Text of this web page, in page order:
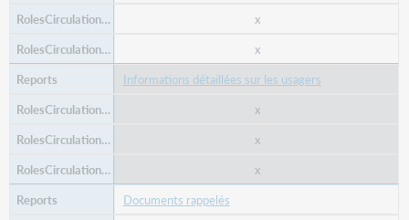
x
x
Informations détaillées sur les usagers
x
x
x
Documents rappelés